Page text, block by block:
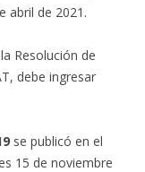
abril de 2021.
Resolución de
debe ingresar
se publicó en el
15 de noviembre